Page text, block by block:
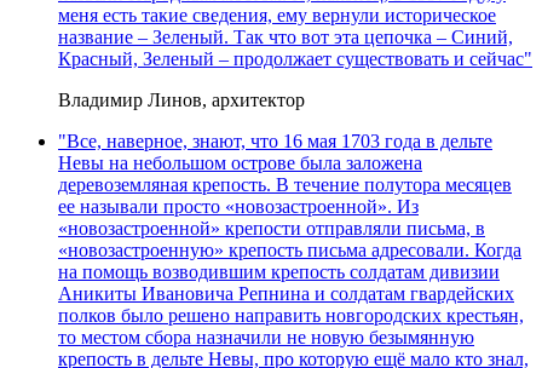
меня есть такие сведения, ему вернули историческое
название – Зеленый. Так что вот эта цепочка – Синий,
Красный, Зеленый – продолжает существовать и сейчас"
Владимир Линов, архитектор
"Все, наверное, знают, что 16 мая 1703 года в дельте
Невы на небольшом острове была заложена
деревоземляная крепость. В течение полутора месяцев
ее называли просто «новозастроенной». Из
«новозастроенной» крепости отправляли письма, в
«новозастроенную» крепость письма адресовали. Когда
на помощь возводившим крепость солдатам дивизии
Аникиты Ивановича Репнина и солдатам гвардейских
полков было решено направить новгородских крестьян,
то местом сбора назначили не новую безымянную
крепость в дельте Невы, про которую ещё мало кто знал,